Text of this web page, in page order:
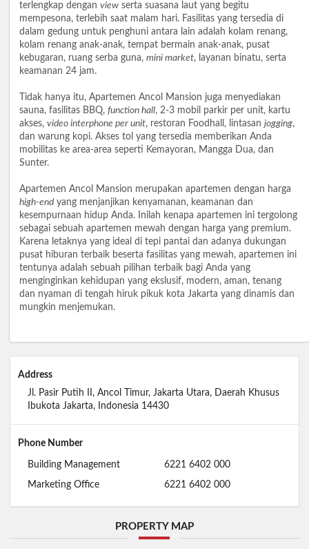
terlengkap dengan view serta suasana laut yang begitu
mempesona, terlebih saat malam hari. Fasilitas yang tersedia di
dalam gedung untuk penghuni antara lain adalah kolam renang,
kolam renang anak-anak, tempat bermain anak-anak, pusat
kebugaran, ruang serba guna, mini market, layanan binatu, serta
keamanan 24 jam.
Tidak hanya itu, Apartemen Ancol Mansion juga menyediakan
sauna, fasilitas BBQ, function hall, 2-3 mobil parkir per unit, kartu
akses, video interphone per unit, restoran Foodhall, lintasan jogging,
dan warung kopi. Akses tol yang tersedia memberikan Anda
mobilitas ke area-area seperti Kemayoran, Mangga Dua, dan
Sunter.
Apartemen Ancol Mansion merupakan apartemen dengan harga
high-end yang menjanjikan kenyamanan, keamanan dan
kesempurnaan hidup Anda. Inilah kenapa apartemen ini tergolong
sebagai sebuah apartemen mewah dengan harga yang premium.
Karena letaknya yang ideal di tepi pantai dan adanya dukungan
pusat hiburan terbaik beserta fasilitas yang mewah, apartemen ini
tentunya adalah sebuah pilihan terbaik bagi Anda yang
menginginkan kehidupan yang ekslusif, modern, aman, tenang
dan nyaman di tengah hiruk pikuk kota Jakarta yang dinamis dan
mungkin menjemukan.
Address
Jl. Pasir Putih II, Ancol Timur, Jakarta Utara, Daerah Khusus
Ibukota Jakarta, Indonesia 14430
Phone Number
Building Management 6221 6402 000
Marketing Office 6221 6402 000
PROPERTY MAP